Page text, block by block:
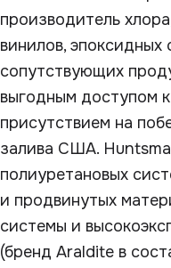
производитель
винилов, эпоксидных
сопутствующих
выгодным доступом
присутствием на
залива США.
полиуретановых
и продвинутых
системы и
(бренд Araldite в